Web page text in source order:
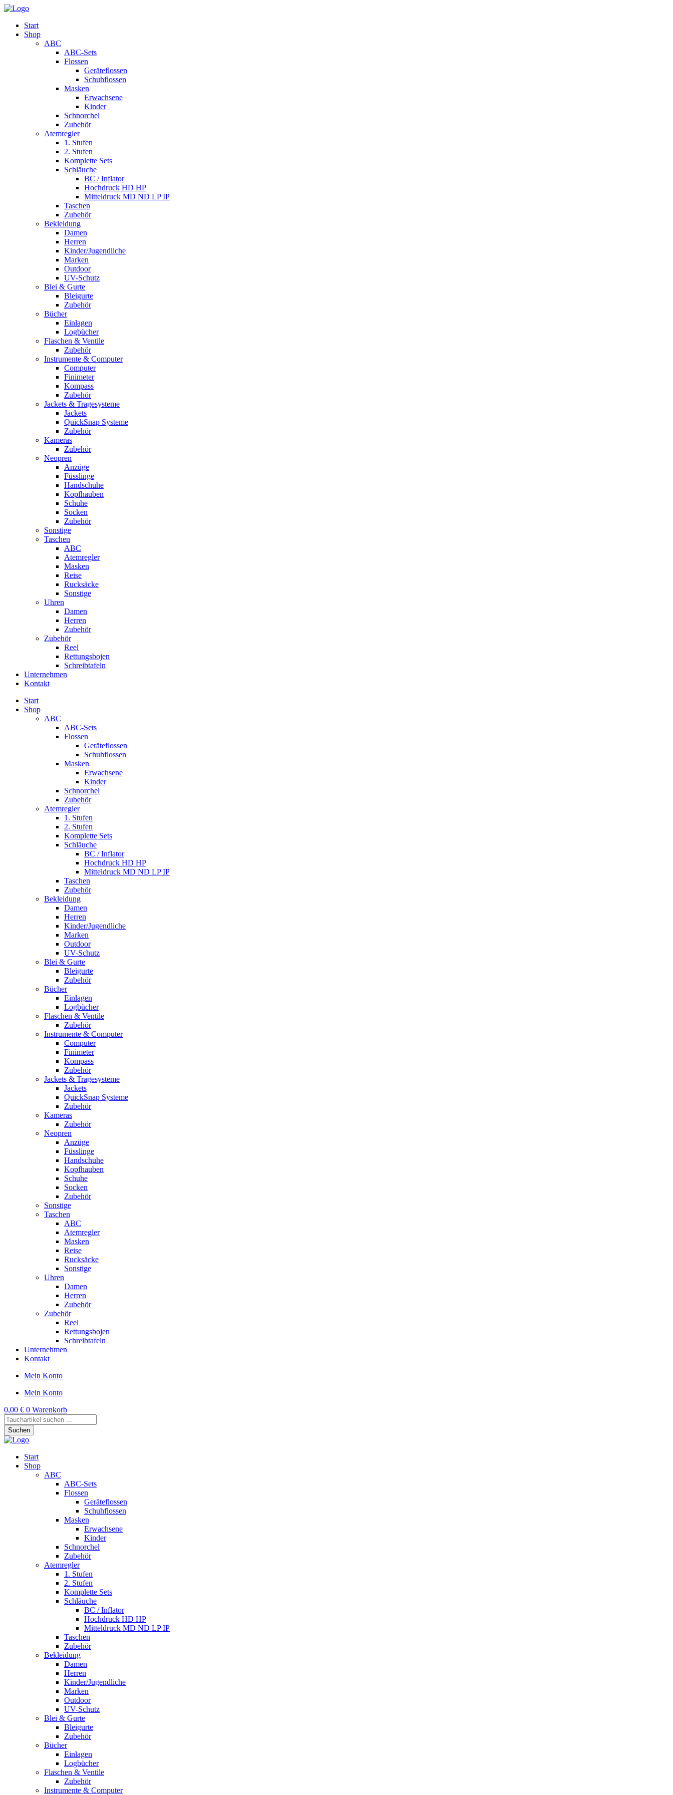
Start
Shop
ABC
ABC-Sets
Flossen
Geräteflossen
Schuhflossen
Masken
Erwachsene
Kinder
Schnorchel
Zubehör
Atemregler
1. Stufen
2. Stufen
Komplette Sets
Schläuche
BC / Inflator
Hochdruck HD HP
Mitteldruck MD ND LP IP
Taschen
Zubehör
Bekleidung
Damen
Herren
Kinder/Jugendliche
Marken
Outdoor
UV-Schutz
Blei & Gurte
Bleigurte
Zubehör
Bücher
Einlagen
Logbücher
Flaschen & Ventile
Zubehör
Instrumente & Computer
Computer
Finimeter
Kompass
Zubehör
Jackets & Tragesysteme
Jackets
QuickSnap Systeme
Zubehör
Kameras
Zubehör
Neopren
Anzüge
Füsslinge
Handschuhe
Kopfhauben
Schuhe
Socken
Zubehör
Sonstige
Taschen
ABC
Atemregler
Masken
Reise
Rucksäcke
Sonstige
Uhren
Damen
Herren
Zubehör
Zubehör
Reel
Rettungsbojen
Schreibtafeln
Unternehmen
Kontakt
Start
Shop
ABC
ABC-Sets
Flossen
Geräteflossen
Schuhflossen
Masken
Erwachsene
Kinder
Schnorchel
Zubehör
Atemregler
1. Stufen
2. Stufen
Komplette Sets
Schläuche
BC / Inflator
Hochdruck HD HP
Mitteldruck MD ND LP IP
Taschen
Zubehör
Bekleidung
Damen
Herren
Kinder/Jugendliche
Marken
Outdoor
UV-Schutz
Blei & Gurte
Bleigurte
Zubehör
Bücher
Einlagen
Logbücher
Flaschen & Ventile
Zubehör
Instrumente & Computer
Computer
Finimeter
Kompass
Zubehör
Jackets & Tragesysteme
Jackets
QuickSnap Systeme
Zubehör
Kameras
Zubehör
Neopren
Anzüge
Füsslinge
Handschuhe
Kopfhauben
Schuhe
Socken
Zubehör
Sonstige
Taschen
ABC
Atemregler
Masken
Reise
Rucksäcke
Sonstige
Uhren
Damen
Herren
Zubehör
Zubehör
Reel
Rettungsbojen
Schreibtafeln
Unternehmen
Kontakt
Mein Konto
Mein Konto
0,00 € 0 Warenkorb
Products
search
Suchen
Start
Shop
ABC
ABC-Sets
Flossen
Geräteflossen
Schuhflossen
Masken
Erwachsene
Kinder
Schnorchel
Zubehör
Atemregler
1. Stufen
2. Stufen
Komplette Sets
Schläuche
BC / Inflator
Hochdruck HD HP
Mitteldruck MD ND LP IP
Taschen
Zubehör
Bekleidung
Damen
Herren
Kinder/Jugendliche
Marken
Outdoor
UV-Schutz
Blei & Gurte
Bleigurte
Zubehör
Bücher
Einlagen
Logbücher
Flaschen & Ventile
Zubehör
Instrumente & Computer